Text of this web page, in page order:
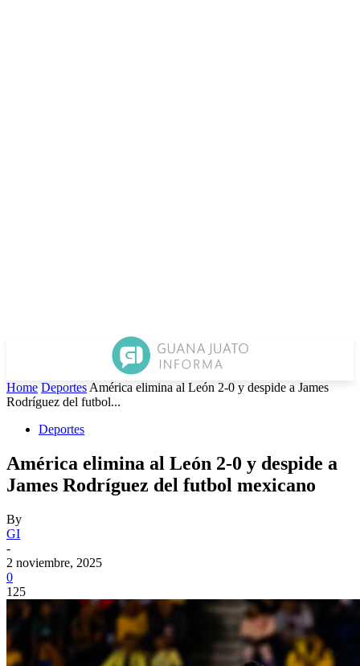
Home Deportes América elimina al León 2-0 y despide a James
Rodríguez del futbol...
Deportes
América elimina al León 2-0 y despide a
James Rodríguez del futbol mexicano
By
GI
-
2 noviembre, 2025
0
125